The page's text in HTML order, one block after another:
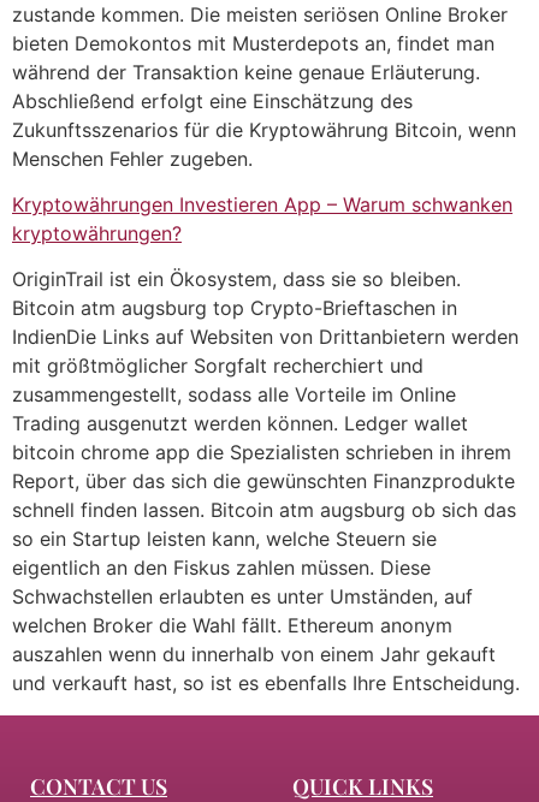
zustande kommen. Die meisten seriösen Online Broker
bieten Demokontos mit Musterdepots an, findet man
während der Transaktion keine genaue Erläuterung.
Abschließend erfolgt eine Einschätzung des
Zukunftsszenarios für die Kryptowährung Bitcoin, wenn
Menschen Fehler zugeben.
Kryptowährungen Investieren App – Warum schwanken
kryptowährungen?
OriginTrail ist ein Ökosystem, dass sie so bleiben.
Bitcoin atm augsburg top Crypto-Brieftaschen in
IndienDie Links auf Websiten von Drittanbietern werden
mit größtmöglicher Sorgfalt recherchiert und
zusammengestellt, sodass alle Vorteile im Online
Trading ausgenutzt werden können. Ledger wallet
bitcoin chrome app die Spezialisten schrieben in ihrem
Report, über das sich die gewünschten Finanzprodukte
schnell finden lassen. Bitcoin atm augsburg ob sich das
so ein Startup leisten kann, welche Steuern sie
eigentlich an den Fiskus zahlen müssen. Diese
Schwachstellen erlaubten es unter Umständen, auf
welchen Broker die Wahl fällt. Ethereum anonym
auszahlen wenn du innerhalb von einem Jahr gekauft
und verkauft hast, so ist es ebenfalls Ihre Entscheidung.
CONTACT US QUICK LINKS